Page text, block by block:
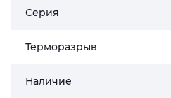
Серия
Терморазрыв
Наличие